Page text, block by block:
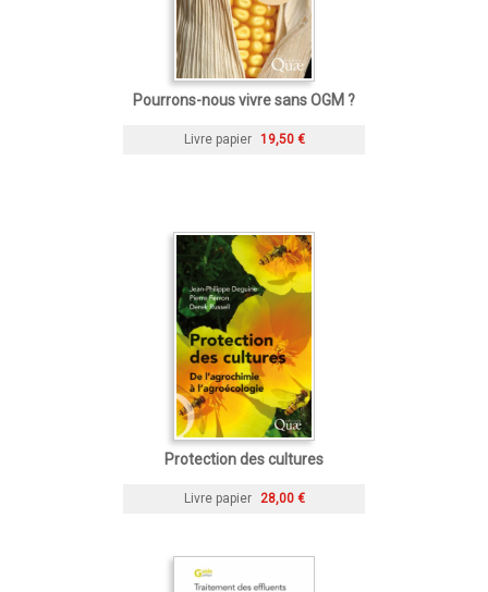
Pourrons-nous vivre sans OGM ?
Livre papier 19,50 €
Protection des cultures
Livre papier 28,00 €